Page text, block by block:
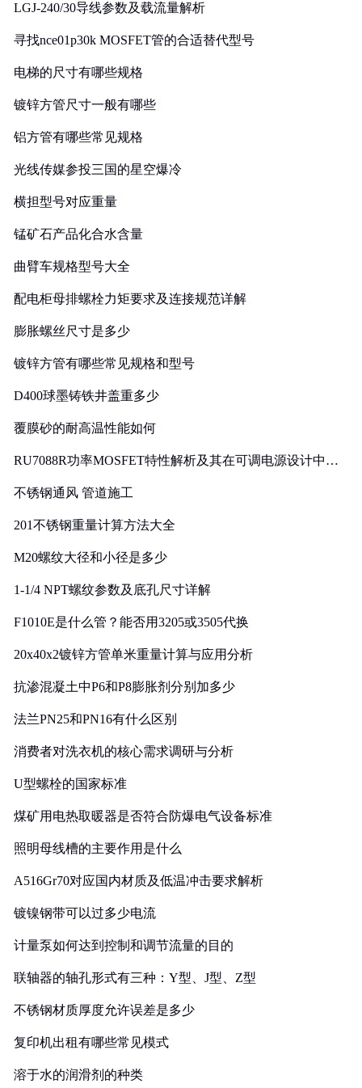
LGJ-240/30导线参数及载流量解析
寻找nce01p30k MOSFET管的合适替代型号
电梯的尺寸有哪些规格
镀锌方管尺寸一般有哪些
铝方管有哪些常见规格
光线传媒参投三国的星空爆冷
横担型号对应重量
锰矿石产品化合水含量
曲臂车规格型号大全
配电柜母排螺栓力矩要求及连接规范详解
膨胀螺丝尺寸是多少
镀锌方管有哪些常见规格和型号
D400球墨铸铁井盖重多少
覆膜砂的耐高温性能如何
RU7088R功率MOSFET特性解析及其在可调电源设计中的
不锈钢通风 管道施工
201不锈钢重量计算方法大全
M20螺纹大径和小径是多少
1-1/4 NPT螺纹参数及底孔尺寸详解
F1010E是什么管？能否用3205或3505代换
20x40x2镀锌方管单米重量计算与应用分析
抗渗混凝土中P6和P8膨胀剂分别加多少
法兰PN25和PN16有什么区别
消费者对洗衣机的核心需求调研与分析
U型螺栓的国家标准
煤矿用电热取暖器是否符合防爆电气设备标准
照明母线槽的主要作用是什么
A516Gr70对应国内材质及低温冲击要求解析
镀镍钢带可以过多少电流
计量泵如何达到控制和调节流量的目的
联轴器的轴孔形式有三种：Y型、J型、Z型
不锈钢材质厚度允许误差是多少
复印机出租有哪些常见模式
溶于水的润滑剂的种类